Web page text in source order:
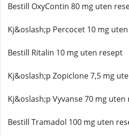
Bestill OxyContin 80 mg uten
Kj&oslash;p Percocet 10 mg
Bestill Ritalin 10 mg uten resept
Kj&oslash;p Zopiclone 7,5 mg
Kj&oslash;p Vyvanse 70 mg uten
Bestill Tramadol 100 mg uten